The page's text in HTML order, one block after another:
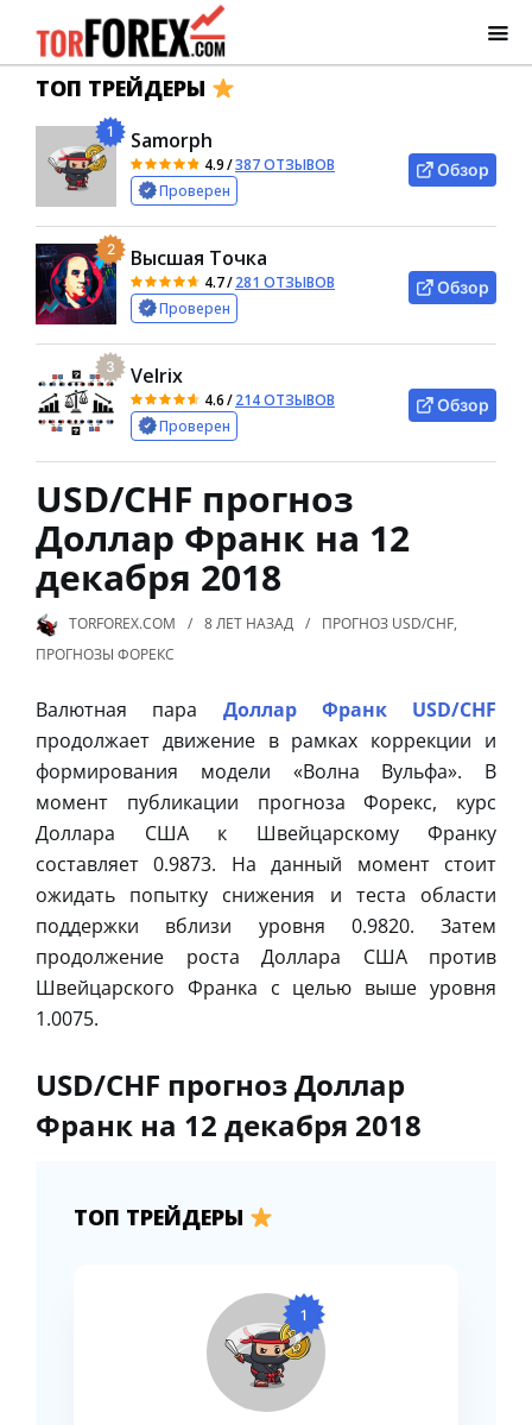
ТОП ТРЕЙДЕРЫ
1 Samorph
4.9/387 ОТЗЫВОВ
Проверен
Обзор
2 Высшая Точка
4.7/281 ОТЗЫВОВ
Проверен
Обзор
3 Velrix
4.6/214 ОТЗЫВОВ
Проверен
Обзор
USD/CHF прогноз
Доллар Франк на 12
декабря 2018
TORFOREX.COM 8 ЛЕТ НАЗАД ПРОГНОЗ USD/CHF,
ПРОГНОЗЫ ФОРЕКС
Валютная пара Доллар Франк USD/CHF
продолжает движение в рамках коррекции и
формирования модели «Волна Вульфа». В
момент публикации прогноза Форекс, курс
Доллара США к Швейцарскому Франку
составляет 0.9873. На данный момент стоит
ожидать попытку снижения и теста области
поддержки вблизи уровня 0.9820. Затем
продолжение роста Доллара США против
Швейцарского Франка с целью выше уровня
1.0075.
USD/CHF прогноз Доллар
Франк на 12 декабря 2018
ТОП ТРЕЙДЕРЫ
1